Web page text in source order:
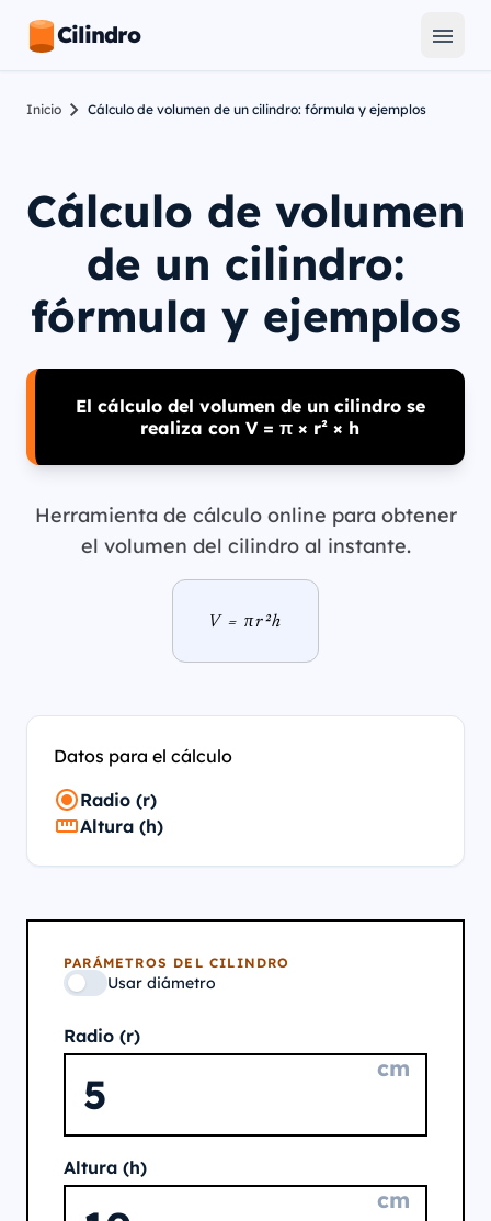
Cilindro
Inicio Cálculo de volumen de un cilindro: fórmula y ejemplos
Cálculo de volumen
de un cilindro:
fórmula y ejemplos
El cálculo del volumen de un cilindro se
realiza con V = π × r² × h
Herramienta de cálculo online para obtener
el volumen del cilindro al instante.
V = πr²h
Datos para el cálculo
Radio (r)
Altura (h)
PARÁMETROS DEL CILINDRO
Usar diámetro
Radio (r)
cm
Altura (h)
cm